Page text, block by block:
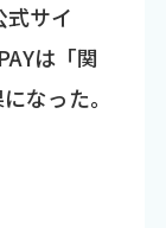
式サイ
は「関
なった。